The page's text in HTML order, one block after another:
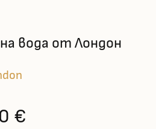
вода от Лондон
€